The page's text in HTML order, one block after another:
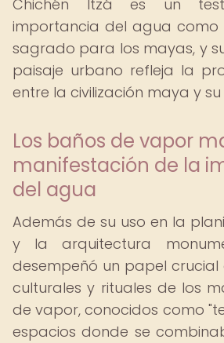
Chichén Itzá es un
importancia del agua como
sagrado para los mayas, y
paisaje urbano refleja la
entre la civilización maya y
Los baños de vapor
manifestación de la
del agua
Además de su uso en la
y la arquitectura
desempeñó un papel
culturales y rituales de los
de vapor, conocidos como
espacios donde se